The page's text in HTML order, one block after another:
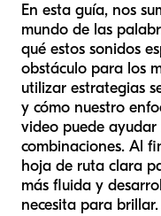
En esta guía, nos
mundo de las
qué estos sonidos
obstáculo para los
utilizar estrategias
y cómo nuestro
video puede
combinaciones. Al
hoja de ruta clara
más fluida y
necesita para brillar.